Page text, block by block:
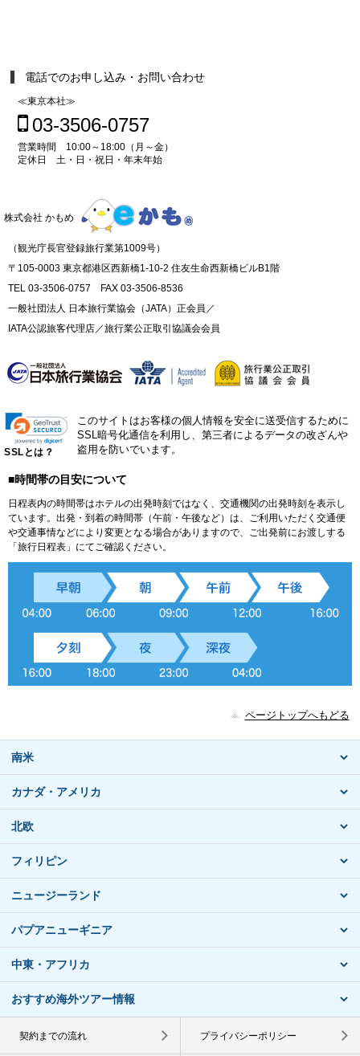
電話でのお申し込み・お問い合わせ
≪東京本社≫
03-3506-0757
営業時間 10:00～18:00（月～金）
定休日 土・日・祝日・年末年始
株式会社 かもめ
（観光庁長官登録旅行業第1009号）
〒105-0003 東京都港区西新橋1-10-2 住友生命西新橋ビルB1階
TEL 03-3506-0757 FAX 03-3506-8536
一般社団法人 日本旅行業協会（JATA）正会員／
IATA公認旅客代理店／旅行業公正取引協議会会員
SSLとは？
このサイトはお客様の個人情報を安全に送受信するために
SSL暗号化通信を利用し、第三者によるデータの改ざんや
盗用を防いでいます。
■時間帯の目安について
日程表内の時間帯はホテルの出発時刻ではなく、交通機関の出発時刻を表示し
ています。出発・到着の時間帯（午前・午後など）は、ご利用いただく交通便
や交通事情などにより変更となる場合がありますので、ご出発前にお渡しする
「旅行日程表」にてご確認ください。
ページトップへもどる
南米
カナダ・アメリカ
北欧
フィリピン
ニュージーランド
パプアニューギニア
中東・アフリカ
おすすめ海外ツアー情報
契約までの流れ プライバシーポリシー